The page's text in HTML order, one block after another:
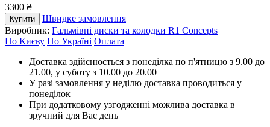
3300 ₴
Купити
Швидке замовлення
Виробник: Гальмівні диски та колодки R1 Concepts
По Києву По Україні Оплата
Доставка здійснюється з понеділка по п'ятницю з 9.00 до
21.00, у суботу з 10.00 до 20.00
У разі замовлення у неділю доставка проводиться у
понеділок
При додатковому узгодженні можлива доставка в
зручний для Вас день